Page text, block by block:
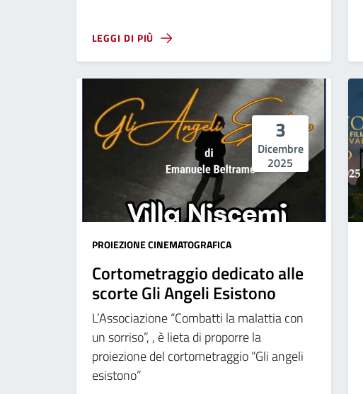
LEGGI DI PIÙ
3
Dicembre
2025
PROIEZIONE CINEMATOGRAFICA
Cortometraggio dedicato alle
scorte Gli Angeli Esistono
L’Associazione “Combatti la malattia con
un sorriso”, , è lieta di proporre la
proiezione del cortometraggio “Gli angeli
esistono”